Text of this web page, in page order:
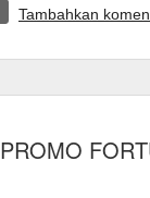
Tambahkan
PROMO